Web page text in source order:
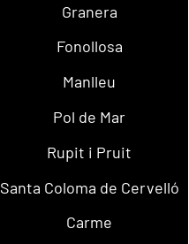
Granera
Fonollosa
Manlleu
Pol de Mar
Rupit i Pruit
Santa Coloma de Cervelló
Carme